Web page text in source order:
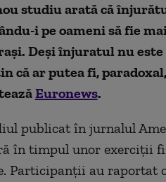
studiu arată că
i pe oameni să fie
Deși înjuratul nu
că ar putea fi,
Euronews.
publicat în jurnalul
în timpul unor exerciții
Participanții au raportat